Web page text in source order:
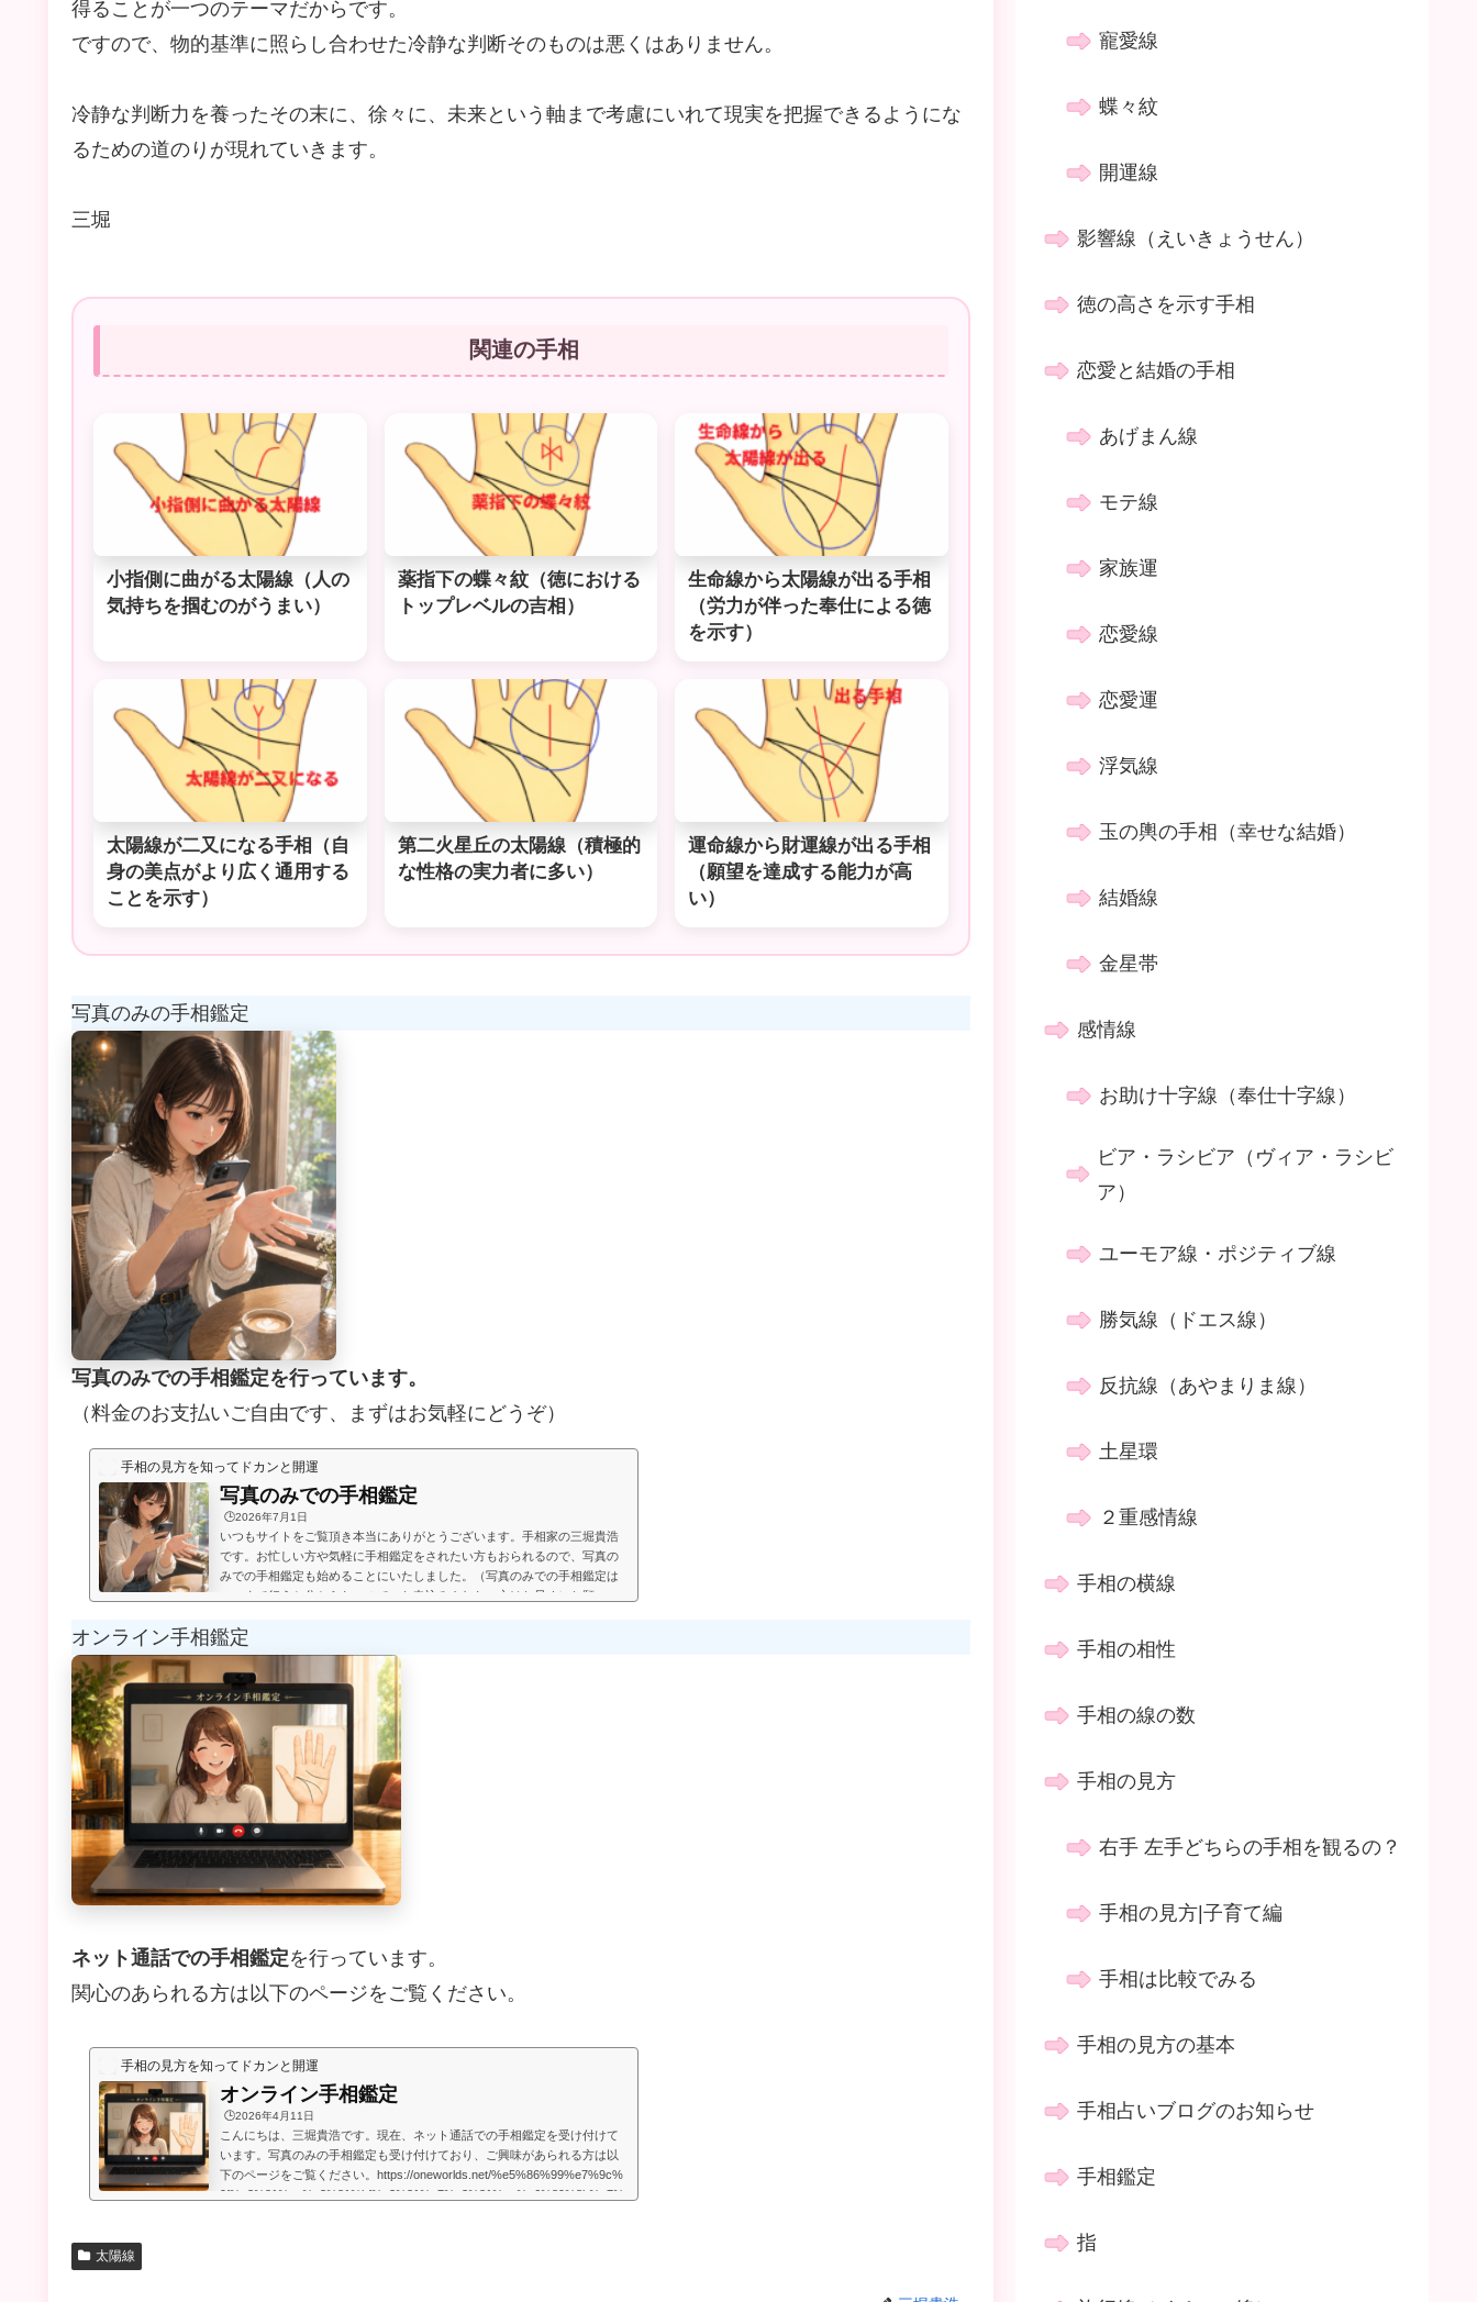
得ることが一つのテーマだからです。
ですので、物的基準に照らし合わせた冷静な判断そのものは悪くはありません。
冷静な判断力を養ったその末に、徐々に、未来という軸まで考慮にいれて現実を把握できるようにな
るための道のりが現れていきます。
三堀
関連の手相
小指側に曲がる太陽線（人の
気持ちを掴むのがうまい）
薬指下の蝶々紋（徳における
トップレベルの吉相）
生命線から太陽線が出る手相
（労力が伴った奉仕による徳
を示す）
太陽線が二又になる手相（自
身の美点がより広く通用する
ことを示す）
第二火星丘の太陽線（積極的
な性格の実力者に多い）
運命線から財運線が出る手相
（願望を達成する能力が高
い）
写真のみの手相鑑定
写真のみでの手相鑑定を行っています。
（料金のお支払いご自由です、まずはお気軽にどうぞ）
手相の見方を知ってドカンと開運
写真のみでの手相鑑定
🕒️2026年7月1日
いつもサイトをご覧頂き本当にありがとうございます。手相家の三堀貴浩
です。お忙しい方や気軽に手相鑑定をされたい方もおられるので、写真の
みでの手相鑑定も始めることにいたしました。（写真のみでの手相鑑定は
いつまで行うか分からないので、お申込みされたい方はお早めにお願いい
メールにてお届けいたします。写真のみでの手相鑑定では決まった料金と
言うものは無く、お好きな金額を鑑定後にお支払い頂く形にします。（こ
のページの下部に、振込先が記載され...
オンライン手相鑑定
ネット通話での手相鑑定を行っています。
関心のあられる方は以下のページをご覧ください。
手相の見方を知ってドカンと開運
オンライン手相鑑定
🕒️2026年4月11日
こんにちは、三堀貴浩です。現在、ネット通話での手相鑑定を受け付けて
います。写真のみの手相鑑定も受け付けており、ご興味があられる方は以
下のページをご覧ください。https://oneworlds.net/%e5%86%99%e7%9c%
9f%e3%81%ae%e3%81%bf%e3%81%a7%e3%81%ae%e6%89%8b%e7%
太陽線
寵愛線
蝶々紋
開運線
影響線（えいきょうせん）
徳の高さを示す手相
恋愛と結婚の手相
あげまん線
モテ線
家族運
恋愛線
恋愛運
浮気線
玉の輿の手相（幸せな結婚）
結婚線
金星帯
感情線
お助け十字線（奉仕十字線）
ビア・ラシビア（ヴィア・ラシビ
ア）
ユーモア線・ポジティブ線
勝気線（ドエス線）
反抗線（あやまりま線）
土星環
２重感情線
手相の横線
手相の相性
手相の線の数
手相の見方
右手 左手どちらの手相を観るの？
手相の見方|子育て編
手相は比較でみる
手相の見方の基本
手相占いブログのお知らせ
手相鑑定
指